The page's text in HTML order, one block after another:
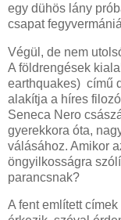
egy dühös lány
csapat
Végül, de nem
A földrengések
earthquakes) című
alakítja a híres
Seneca Nero
gyerekkora óta,
válásához. Amikor
öngyilkosságra
parancsnak?
A fent említett